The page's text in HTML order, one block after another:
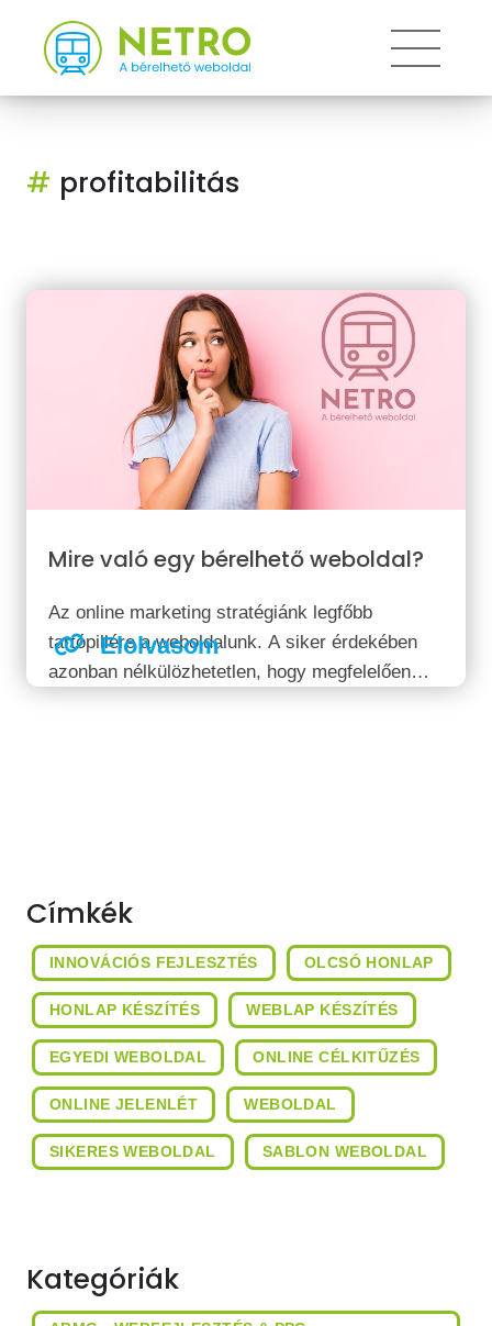
# profitabilitás
Mire való egy bérelhető weboldal?
Az online marketing stratégiánk legfőbb
tartópillére a weboldalunk. A siker érdekében
azonban nélkülözhetetlen, hogy megfelelően
Elolvasom
Címkék
INNOVÁCIÓS FEJLESZTÉS OLCSÓ HONLAP
HONLAP KÉSZÍTÉS WEBLAP KÉSZÍTÉS
EGYEDI WEBOLDAL ONLINE CÉLKITŰZÉS
ONLINE JELENLÉT WEBOLDAL
SIKERES WEBOLDAL SABLON WEBOLDAL
Kategóriák